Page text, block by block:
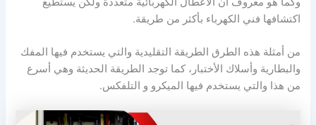
اكتشافها فني الكهرباء بأكثر من طريقة.
من أمثلة هذه الطرق الطريقة التقليدية والتي يستخدم فيها المفك
والبطارية وأسلاك الأختبار، كما توجد الطريقة الحديثة وهي أسرع
من هذا والتي يستخدم فيها الميكرو و التلفكس.